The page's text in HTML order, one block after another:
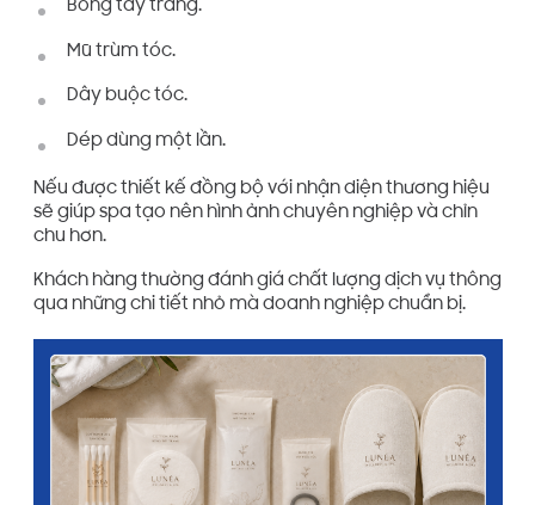
Bông tẩy trang.
Mũ trùm tóc.
Dây buộc tóc.
Dép dùng một lần.
Nếu được thiết kế đồng bộ với nhận diện thương hiệu
sẽ giúp spa tạo nên hình ảnh chuyên nghiệp và chỉn
chu hơn.
Khách hàng thường đánh giá chất lượng dịch vụ thông
qua những chi tiết nhỏ mà doanh nghiệp chuẩn bị.